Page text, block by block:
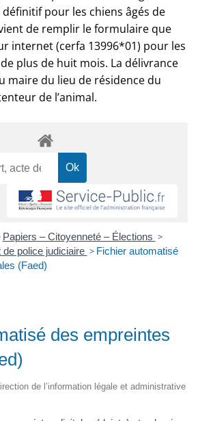
définitif pour les chiens âgés de
de remplir le formulaire que
internet (cerfa 13996*01) pour les
plus de huit mois. La délivrance
maire du lieu de résidence du
de l’animal.
Papiers – Citoyenneté – Élections >
police judiciaire > Fichier automatisé
(Faed)
des empreintes
de l’information légale et administrative